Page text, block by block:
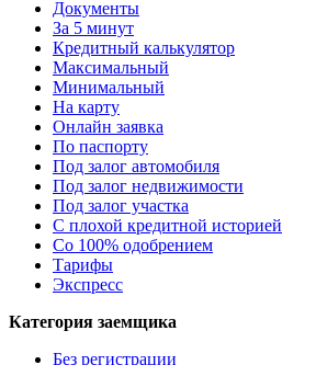
Документы
За 5 минут
Кредитный калькулятор
Максимальный
Минимальный
На карту
Онлайн заявка
По паспорту
Под залог автомобиля
Под залог недвижимости
Под залог участка
С плохой кредитной историей
Со 100% одобрением
Тарифы
Экспресс
Категория заемщика
Без регистрации